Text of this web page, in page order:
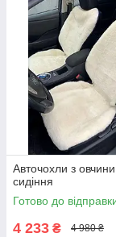
Авточохли з
сидіння
Готово до
4 233 ₴ 4 980 ₴